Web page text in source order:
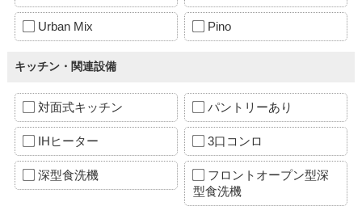
Urban Mix Pino
キッチン・関連設備
対面式キッチン パントリーあり
IHヒーター 3口コンロ
深型食洗機
フロントオープン型深
型食洗機